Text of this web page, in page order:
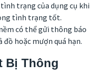
tình trạng của dụng cụ khi
tình trạng tốt.
có thể gửi thông báo
hoặc mượn quá hạn.
Bị Thông